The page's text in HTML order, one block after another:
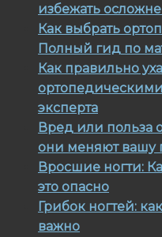
избежать
Как выбрать
Полный гид по
Как правильно
эксперта
Вред или польза
они меняют вашу
Вросшие ногти:
это опасно
Грибок ногтей:
важно